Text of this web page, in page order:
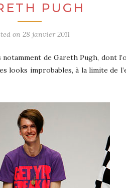
PUGH
on 28 janvier 2011
de Gareth Pugh, dont
improbables, à la limite de